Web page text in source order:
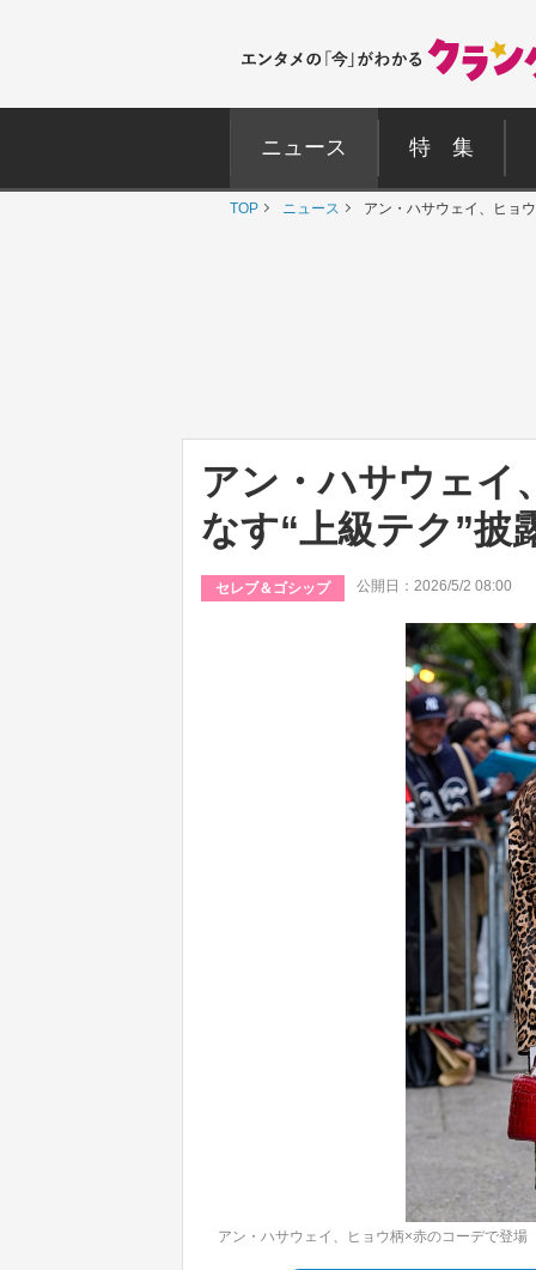
ニュース 特 集
TOP ニュース アン・ハサウェイ、ヒョ
アン・ハサウェイ
なす“上級テク”披
セレブ＆ゴシップ 公開日：2026/5/2 08:00
アン・ハサウェイ、ヒョウ柄×赤のコーデで登場